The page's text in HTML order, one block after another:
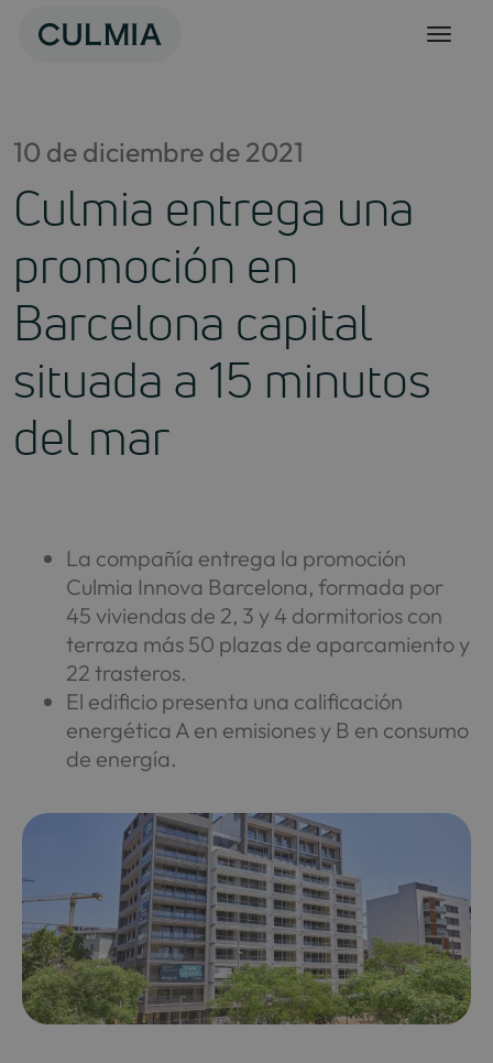
10 de diciembre de 2021
Culmia entrega una
promoción en
Barcelona capital
situada a 15 minutos
del mar
La compañía entrega la promoción
Culmia Innova Barcelona, formada por
45 viviendas de 2, 3 y 4 dormitorios con
terraza más 50 plazas de aparcamiento y
22 trasteros.
El edificio presenta una calificación
energética A en emisiones y B en consumo
de energía.